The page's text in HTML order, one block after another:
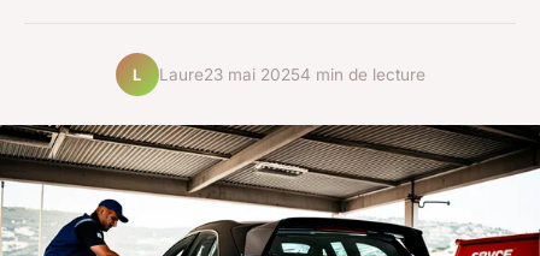
L Laure23 mai 20254 min de lecture